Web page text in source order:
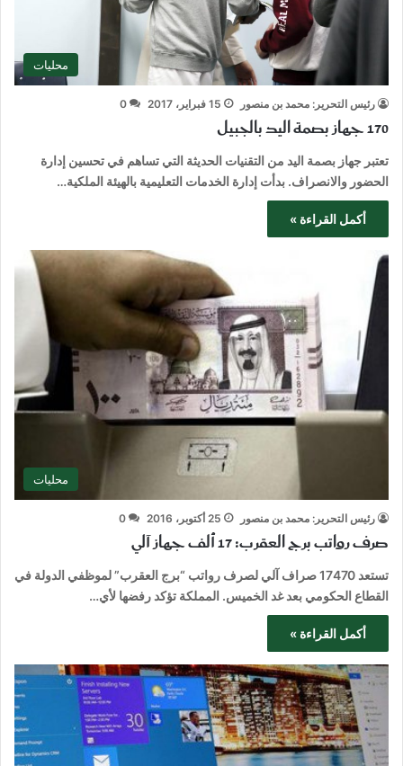
محليات
رئيس التحرير: محمد بن منصور 15 فبراير، 2017 0
170 جهاز بصمة اليد بالجبيل
تعتبر جهاز بصمة اليد من التقنيات الحديثة التي تساهم في تحسين إدارة
الحضور والانصراف. بدأت إدارة الخدمات التعليمية بالهيئة الملكية…
أكمل القراءة »
محليات
رئيس التحرير: محمد بن منصور 25 أكتوبر، 2016 0
صرف رواتب برج العقرب: 17 ألف جهاز آلي
تستعد 17470 صراف آلي لصرف رواتب “برج العقرب” لموظفي الدولة في
القطاع الحكومي بعد غد الخميس. المملكة تؤكد رفضها لأي…
أكمل القراءة »